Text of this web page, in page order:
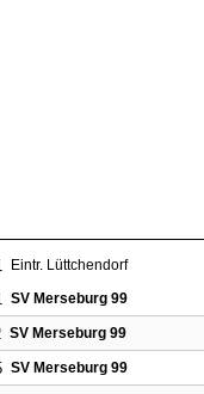
Eintr. Lüttchendorf
SV Merseburg 99
SV Merseburg 99
SV Merseburg 99